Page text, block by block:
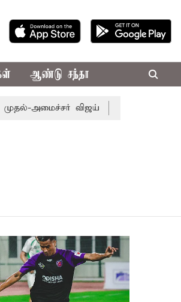
ஆண்டு சந்தா
விஜய் தமிழக அரசியலில்